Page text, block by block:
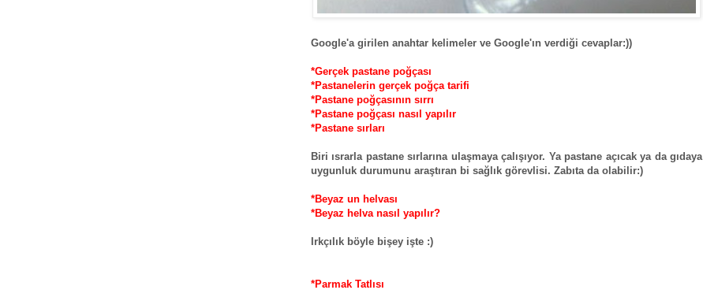
Google'a girilen anahtar kelimeler ve Google'ın verdiği cevaplar:))
*Gerçek pastane poğçası
*Pastanelerin gerçek poğça tarifi
*Pastane poğçasının sırrı
*Pastane poğçası nasıl yapılır
*Pastane sırları
Biri ısrarla pastane sırlarına ulaşmaya çalışıyor. Ya pastane açıcak ya da gıdaya
uygunluk durumunu araştıran bi sağlık görevlisi. Zabıta da olabilir:)
*Beyaz un helvası
*Beyaz helva nasıl yapılır?
Irkçılık böyle bişey işte :)
*Parmak Tatlısı